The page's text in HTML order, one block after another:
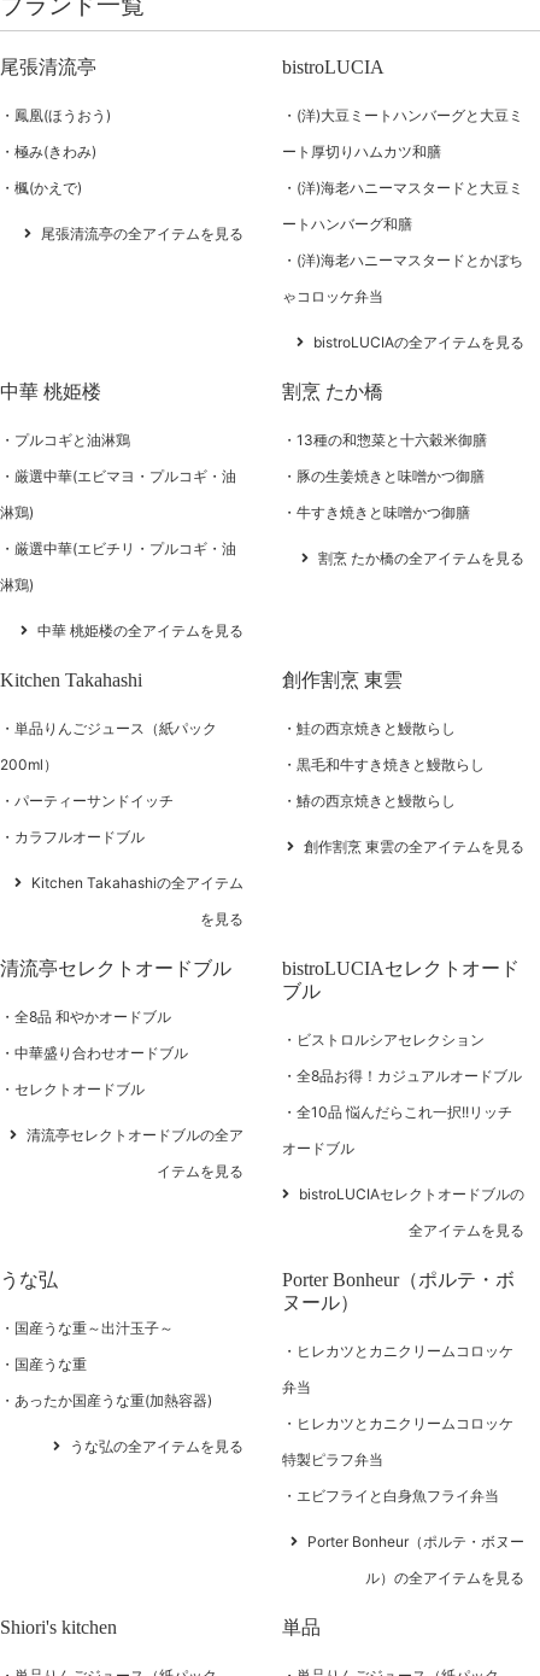
尾張清流亭
鳳凰(ほうおう)
極み(きわみ)
楓(かえで)
尾張清流亭の全アイテムを見る
bistroLUCIA
(洋)大豆ミートハンバーグと大豆ミ
ート厚切りハムカツ和膳
(洋)海老ハニーマスタードと大豆ミ
ートハンバーグ和膳
(洋)海老ハニーマスタードとかぼち
ゃコロッケ弁当
bistroLUCIAの全アイテムを見る
中華 桃姫楼
プルコギと油淋鶏
厳選中華(エビマヨ・プルコギ・油
淋鶏)
厳選中華(エビチリ・プルコギ・油
淋鶏)
中華 桃姫楼の全アイテムを見る
割烹 たか橋
13種の和惣菜と十六穀米御膳
豚の生姜焼きと味噌かつ御膳
牛すき焼きと味噌かつ御膳
割烹 たか橋の全アイテムを見る
Kitchen Takahashi
単品りんごジュース（紙パック
200ml）
パーティーサンドイッチ
カラフルオードブル
Kitchen Takahashiの全アイテム
を見る
創作割烹 東雲
鮭の西京焼きと鰻散らし
黒毛和牛すき焼きと鰻散らし
鰆の西京焼きと鰻散らし
創作割烹 東雲の全アイテムを見る
清流亭セレクトオードブル
全8品 和やかオードブル
中華盛り合わせオードブル
セレクトオードブル
清流亭セレクトオードブルの全ア
イテムを見る
bistroLUCIAセレクトオード
ブル
ビストロルシアセレクション
全8品お得！カジュアルオードブル
全10品 悩んだらこれ一択!!リッチ
オードブル
bistroLUCIAセレクトオードブルの
全アイテムを見る
うな弘
国産うな重～出汁玉子～
国産うな重
あったか国産うな重(加熱容器)
うな弘の全アイテムを見る
Porter Bonheur（ポルテ・ボ
ヌール）
ヒレカツとカニクリームコロッケ
弁当
ヒレカツとカニクリームコロッケ
特製ピラフ弁当
エビフライと白身魚フライ弁当
Porter Bonheur（ポルテ・ボヌー
ル）の全アイテムを見る
Shiori's kitchen 単品